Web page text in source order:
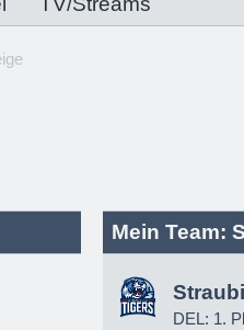
Mein Team:
DEL: 1.